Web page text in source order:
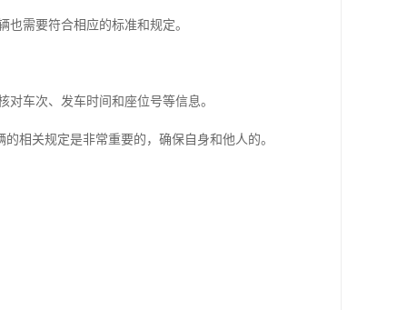
需要符合相应的标准和规定。
车次、发车时间和座位号等信息。
相关规定是非常重要的，确保自身和他人的。